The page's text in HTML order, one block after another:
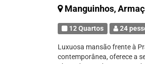
Manguinhos,
12 Quartos 24
Luxuosa mansão frente à
contemporânea, oferece a